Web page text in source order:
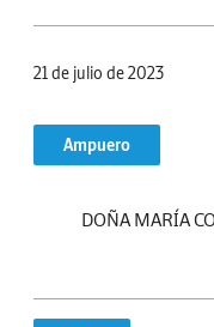
21 de julio de 2023
Ampuero
DOÑA MARÍA